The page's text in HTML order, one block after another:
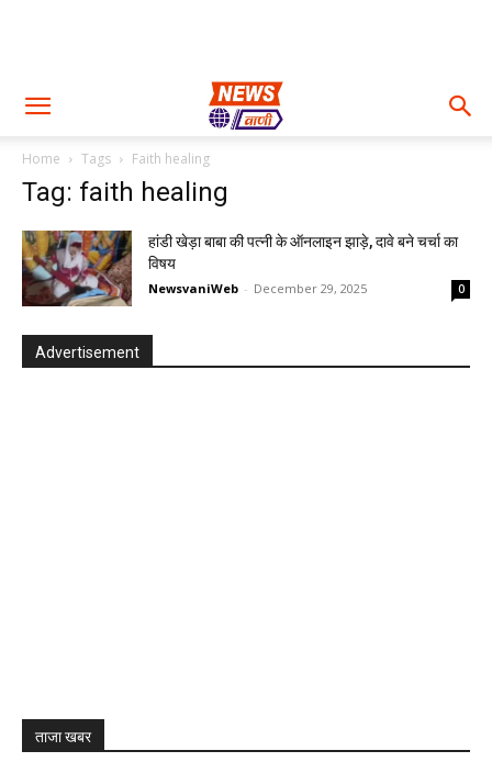
Home Tags Faith healing
Tag: faith healing
हांडी खेड़ा बाबा की पत्नी के ऑनलाइन झाड़े, दावे बने चर्चा का
विषय
NewsvaniWeb - December 29, 2025 0
Advertisement
ताजा खबर